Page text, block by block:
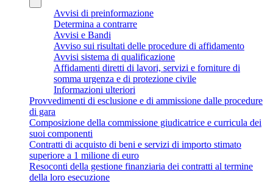
Avvisi di preinformazione
Determina a contrarre
Avvisi e Bandi
Avviso sui risultati delle procedure di affidamento
Avvisi sistema di qualificazione
Affidamenti diretti di lavori, servizi e forniture di
somma urgenza e di protezione civile
Informazioni ulteriori
Provvedimenti di esclusione e di ammissione dalle procedure
di gara
Composizione della commissione giudicatrice e curricula dei
suoi componenti
Contratti di acquisto di beni e servizi di importo stimato
superiore a 1 milione di euro
Resoconti della gestione finanziaria dei contratti al termine
della loro esecuzione